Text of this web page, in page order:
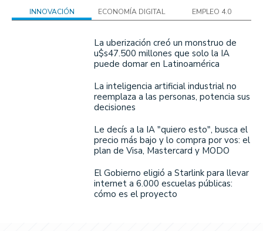
INNOVACIÓN ECONOMÍA DIGITAL EMPLEO 4.0
La uberización creó un monstruo de
u$s47.500 millones que solo la IA
puede domar en Latinoamérica
La inteligencia artificial industrial no
reemplaza a las personas, potencia sus
decisiones
Le decís a la IA "quiero esto", busca el
precio más bajo y lo compra por vos: el
plan de Visa, Mastercard y MODO
El Gobierno eligió a Starlink para llevar
internet a 6.000 escuelas públicas:
cómo es el proyecto